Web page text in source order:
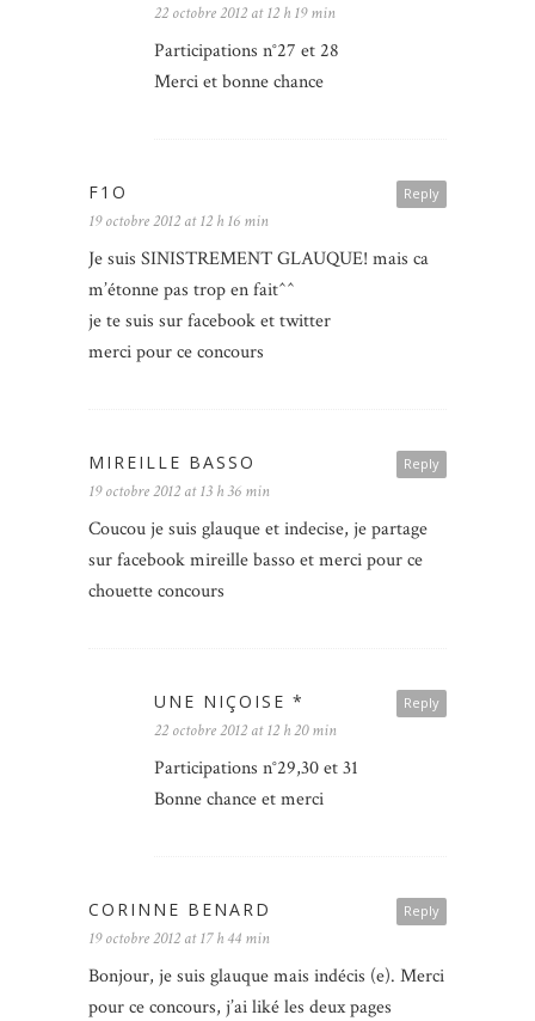
22 octobre 2012 at 12 h 19 min
Participations n°27 et 28
Merci et bonne chance
Reply
F1O
19 octobre 2012 at 12 h 16 min
Je suis SINISTREMENT GLAUQUE! mais ca
m’étonne pas trop en fait^^
je te suis sur facebook et twitter
merci pour ce concours
Reply
MIREILLE BASSO
19 octobre 2012 at 13 h 36 min
Coucou je suis glauque et indecise, je partage
sur facebook mireille basso et merci pour ce
chouette concours
Reply
UNE NIÇOISE *
22 octobre 2012 at 12 h 20 min
Participations n°29,30 et 31
Bonne chance et merci
Reply
CORINNE BENARD
19 octobre 2012 at 17 h 44 min
Bonjour, je suis glauque mais indécis (e). Merci
pour ce concours, j’ai liké les deux pages